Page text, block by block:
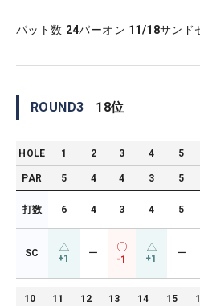
パット数 24パーオン 11/18サンド
ROUND3 18位
HOLE 1 2 3 4 5
PAR 5 4 4 3 5
打数 6 4 3 4 5
SC +1 ー
-1 +1 ー
10 11 12 13 14 15